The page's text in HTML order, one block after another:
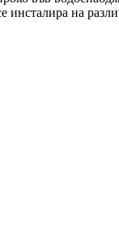
на